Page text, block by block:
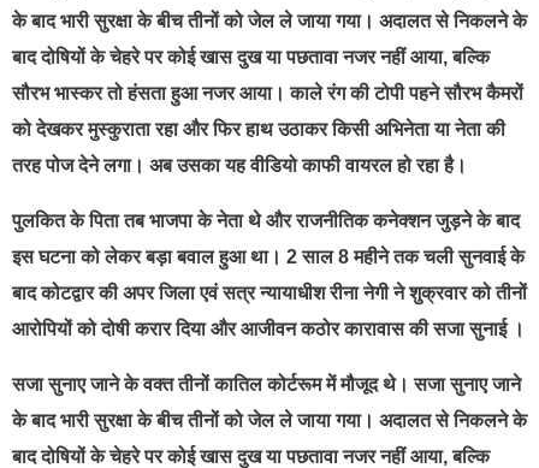
के बाद भारी सुरक्षा के बीच तीनों को जेल ले जाया गया। अदालत से निकलने के
बाद दोषियों के चेहरे पर कोई खास दुख या पछतावा नजर नहीं आया, बल्कि
सौरभ भास्कर तो हंसता हुआ नजर आया। काले रंग की टोपी पहने सौरभ कैमरों
को देखकर मुस्कुराता रहा और फिर हाथ उठाकर किसी अभिनेता या नेता की
तरह पोज देने लगा। अब उसका यह वीडियो काफी वायरल हो रहा है।
पुलकित के पिता तब भाजपा के नेता थे और राजनीतिक कनेक्शन जुड़ने के बाद
इस घटना को लेकर बड़ा बवाल हुआ था। 2 साल 8 महीने तक चली सुनवाई के
बाद कोटद्वार की अपर जिला एवं सत्र न्यायाधीश रीना नेगी ने शुक्रवार को तीनों
आरोपियों को दोषी करार दिया और आजीवन कठोर कारावास की सजा सुनाई ।
सजा सुनाए जाने के वक्त तीनों कातिल कोर्टरूम में मौजूद थे। सजा सुनाए जाने
के बाद भारी सुरक्षा के बीच तीनों को जेल ले जाया गया। अदालत से निकलने के
बाद दोषियों के चेहरे पर कोई खास दुख या पछतावा नजर नहीं आया, बल्कि